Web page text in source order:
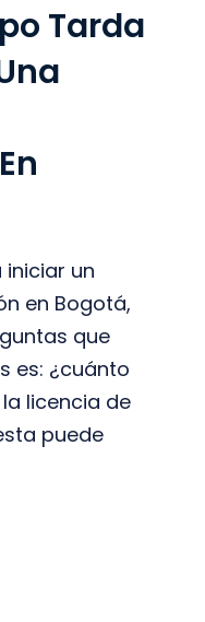
Tarda
un
en Bogotá,
que
es: ¿cuánto
licencia de
puede